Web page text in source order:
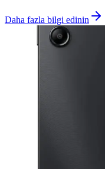
Daha fazla bilgi edinin